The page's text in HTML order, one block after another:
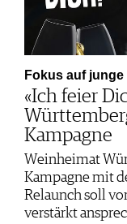
Fokus auf
«Ich feier
Kampagne
Weinheimat
Kampagne mit
Relaunch soll
verstärkt